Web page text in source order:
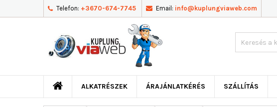
Telefon: +3670-674-7745 Email: info@kuplungviaweb.com
ALKATRÉSZEK ÁRAJÁNLATKÉRÉS SZÁLLÍTÁS